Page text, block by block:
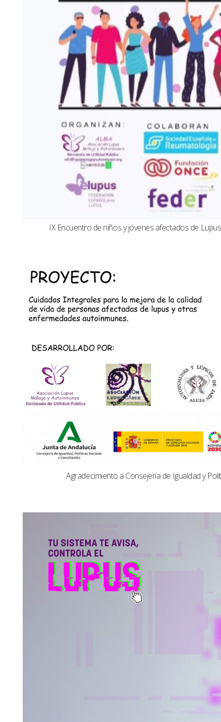
IX Encuentro de niños y jóvenes afectados de
Agradecimiento a Consejería de Igualdad y